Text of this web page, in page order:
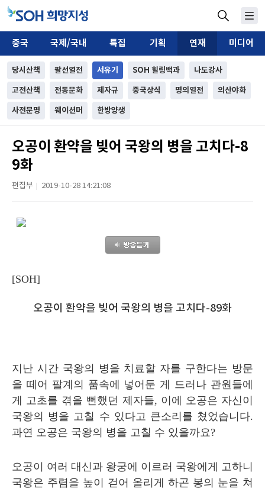
중국 국제/국내 특집 기획 연재 미디어
당시산책 팔선열전 서유기 SOH 힐링백과 나도강사
고전산책 전통문화 제자규 중국상식 명의열전 의산야화
사전문명 웨이션머 한방양생
오공이 환약을 빚어 국왕의 병을 고치다-8
9화
편집부 2019-10-28 14:21:08
[SOH]
오공이 환약을 빚어 국왕의 병을 고치다-89화
지난 시간 국왕의 병을 치료할 자를 구한다는 방문
을 떼어 팔계의 품속에 넣어둔 게 드러나 관원들에
게 고초를 겪을 뻔했던 제자들, 이에 오공은 자신이
국왕의 병을 고칠 수 있다고 큰소리를 쳤었습니다.
과연 오공은 국왕의 병을 고칠 수 있을까요?
오공이 여러 대신과 왕궁에 이르러 국왕에게 고하니
국왕은 주렴을 높이 걷어 올리게 하곤 봉의 눈을 쳐